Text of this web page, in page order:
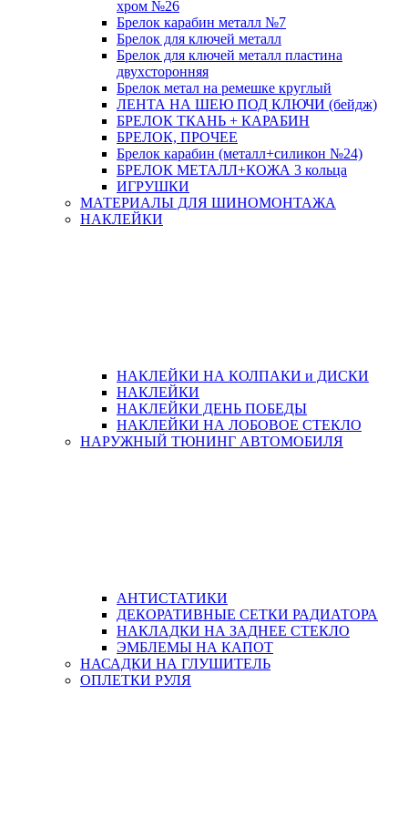
хром №26
Брелок карабин металл №7
Брелок для ключей металл
Брелок для ключей металл пластина
двухсторонняя
Брелок метал на ремешке круглый
ЛЕНТА НА ШЕЮ ПОД КЛЮЧИ (бейдж)
БРЕЛОК ТКАНЬ + КАРАБИН
БРЕЛОК, ПРОЧЕЕ
Брелок карабин (металл+силикон №24)
БРЕЛОК МЕТАЛЛ+КОЖА 3 кольца
ИГРУШКИ
МАТЕРИАЛЫ ДЛЯ ШИНОМОНТАЖА
НАКЛЕЙКИ
НАКЛЕЙКИ НА КОЛПАКИ и ДИСКИ
НАКЛЕЙКИ
НАКЛЕЙКИ ДЕНЬ ПОБЕДЫ
НАКЛЕЙКИ НА ЛОБОВОЕ СТЕКЛО
НАРУЖНЫЙ ТЮНИНГ АВТОМОБИЛЯ
АНТИСТАТИКИ
ДЕКОРАТИВНЫЕ СЕТКИ РАДИАТОРА
НАКЛАДКИ НА ЗАДНЕЕ СТЕКЛО
ЭМБЛЕМЫ НА КАПОТ
НАСАДКИ НА ГЛУШИТЕЛЬ
ОПЛЕТКИ РУЛЯ